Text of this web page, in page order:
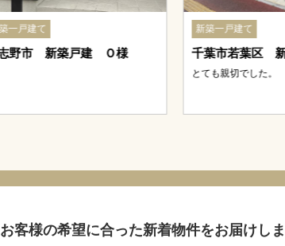
お客様の希望に合った新着物件をお届けしま